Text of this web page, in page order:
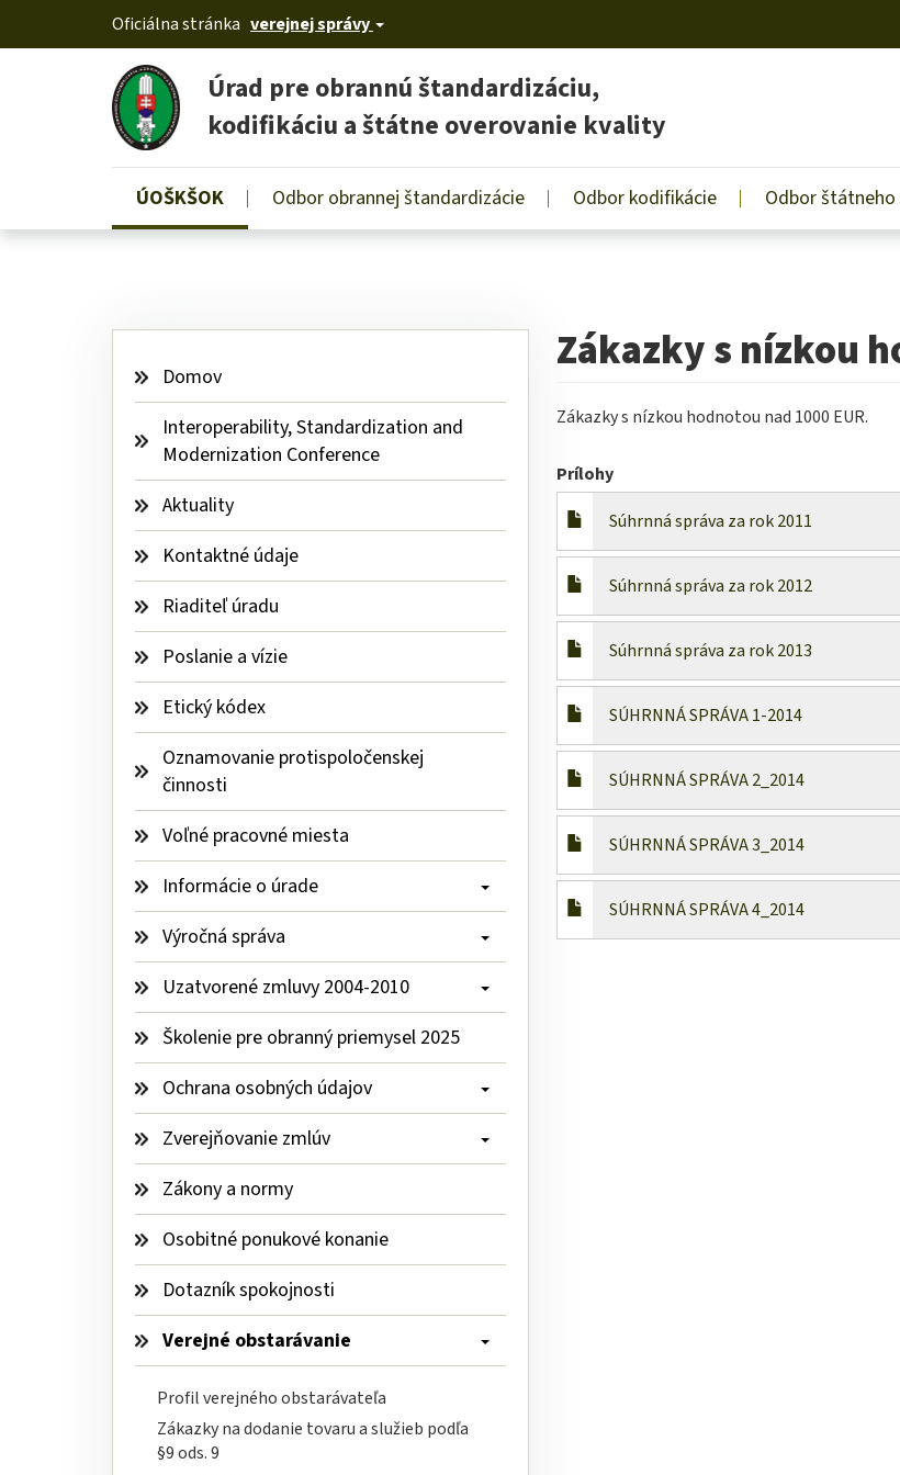
Skip
Oficiálna stránka verejnej správy
Úrad pre obrannú štandardizáciu,
kodifikáciu a štátne overovanie kvality
Používateľské
menu
ÚOŠKŠOK Odbor obrannej štandardizácie Odbor kodifikácie Odbor
Domov
Interoperability, Standardization and
Modernization Conference
Aktuality
Kontaktné údaje
Riaditeľ úradu
Poslanie a vízie
Etický kódex
Oznamovanie protispoločenskej
činnosti
Voľné pracovné miesta
Informácie o úrade
Výročná správa
Uzatvorené zmluvy 2004-2010
Školenie pre obranný priemysel 2025
Ochrana osobných údajov
Zverejňovanie zmlúv
Zákony a normy
Osobitné ponukové konanie
Dotazník spokojnosti
Verejné obstarávanie
Profil verejného obstarávateľa
Zákazky na dodanie tovaru a služieb podľa
§9 ods. 9
Zákazky s nízkou
Zákazky s nízkou hodnotou nad 1000 EUR.
Prílohy
Súhrnná správa za rok 2011
Súhrnná správa za rok 2012
Súhrnná správa za rok 2013
SÚHRNNÁ SPRÁVA 1-2014
SÚHRNNÁ SPRÁVA 2_2014
SÚHRNNÁ SPRÁVA 3_2014
SÚHRNNÁ SPRÁVA 4_2014